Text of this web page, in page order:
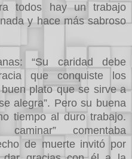
todos hay un trabajo
y hace más sabroso
“Su caridad debe
que conquiste los
plato que se sirve a
alegra”. Pero su buena
tiempo al duro trabajo.
comentaba
de muerte invitó por